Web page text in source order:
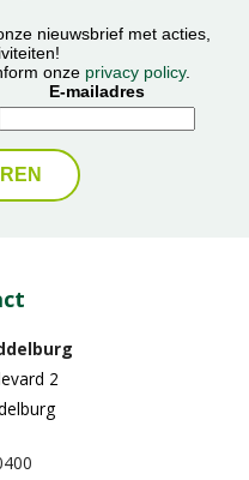
nieuwsbrief met acties,
onze privacy policy.
E-mailadres
2